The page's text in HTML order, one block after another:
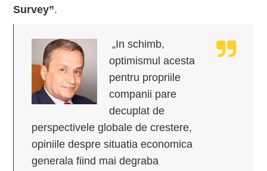
Survey”.
„In schimb,
optimismul acesta
pentru propriile
companii pare
decuplat de
perspectivele globale de crestere,
opiniile despre situatia economica
generala fiind mai degraba